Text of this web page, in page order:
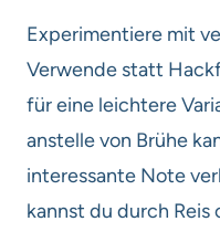
Experimentiere mit
Verwende statt
für eine leichtere
anstelle von Brühe
interessante Note
kannst du durch Reis